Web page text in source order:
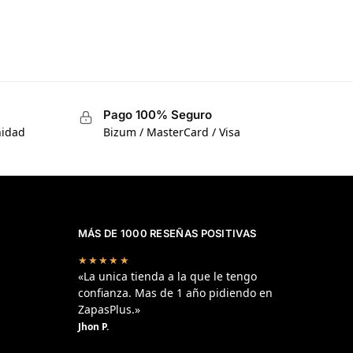
Pago 100% Seguro
Bizum / MasterCard / Visa
MÁS DE 1000 RESEÑAS POSITIVAS
★★★★★
«La unica tienda a la que le tengo
confianza. Mas de 1 año pidiendo en
ZapasPlus.»
Jhon P.